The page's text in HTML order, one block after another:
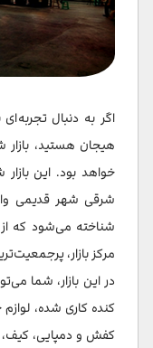
اگر به دنبال
هیجان هستید،
خواهد بود. این
شرقی شهر قدیمی
مرکز بازار،
در این بازار، شما
کنده کاری شده،
کفش و دمپایی،